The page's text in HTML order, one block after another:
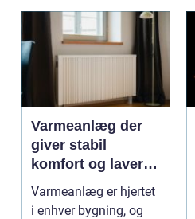
Varmeanlæg der
giver stabil
komfort og lavere
energiregning
Varmeanlæg er hjertet
i enhver bygning, og